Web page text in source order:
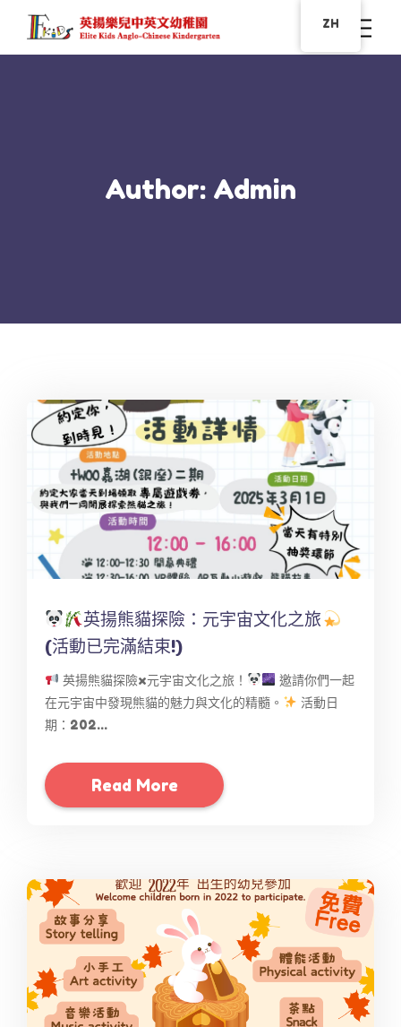
Author: Admin
英揚熊貓探險：元宇宙文化之旅
(活動已完滿結束!)
英揚熊貓探險x元宇宙文化之旅！
邀請你們一起
在元宇宙中發現熊貓的魅力與文化的精髓。
活動日
期：202...
Read More
ZH